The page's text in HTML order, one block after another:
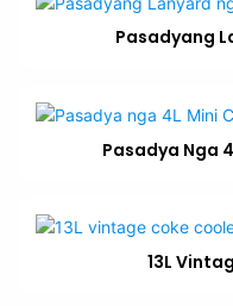
Pasadyang
Pasadya Nga
13L